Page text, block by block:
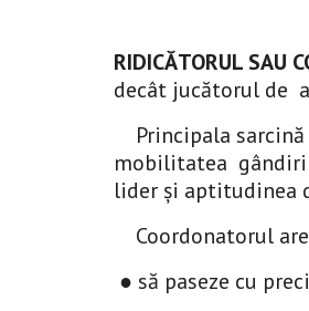
RIDICĂTORUL SAU
decât jucătorul de
Principala
mobilitatea
lider și aptitudinea
Coordonatorul
● să paseze cu